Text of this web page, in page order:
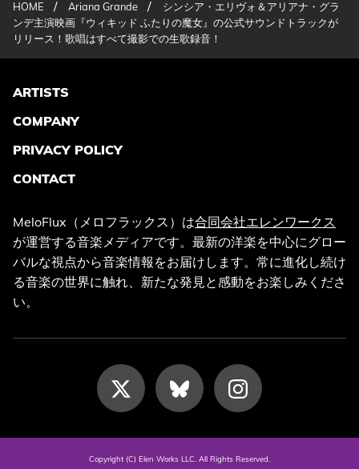
HOME / Ariana Grande /
シンシア・エリヴォ＆アリアナ・グラ
ンデ主演映画『ウィキッド ふたりの魔女』の公式サウンドトラックが
リリース！歌唱はすべて撮影での生歌録音！
ARTISTS
COMPANY
PRIVACY POLICY
CONTACT
MeloFlux（メロフラックス）は合同会社エレンワークス
が運営する音楽メディアです。最新の洋楽を中心にグロー
バルな視点から音楽情報をお届けします。常に進化し続け
る音楽の世界に触れ、新たな発見と感動をお楽しみくださ
い。
Copyright (C) Elen Works LLC. All Rights Reserved.